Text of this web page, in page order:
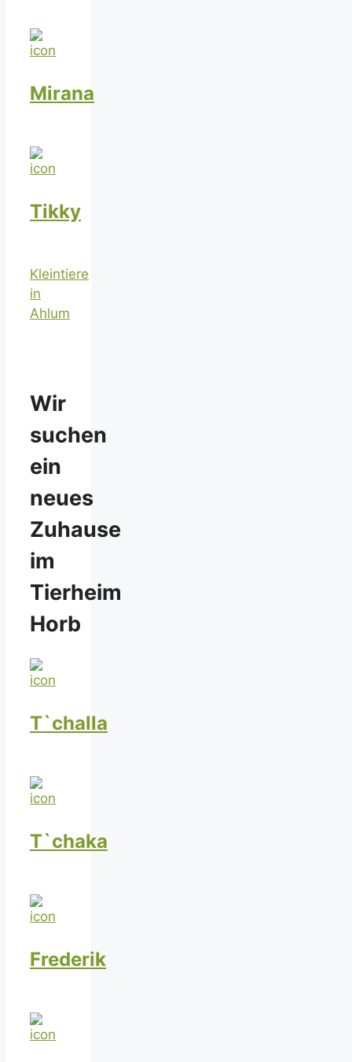
Mirana
Tikky
Kleintiere
in
Ahlum
Wir
suchen
ein
neues
Zuhause
im
Tierheim
Horb
T`challa
T`chaka
Frederik